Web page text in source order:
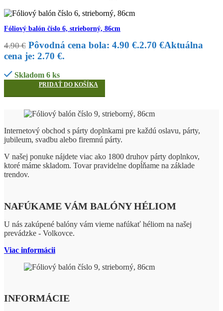
Fóliový balón číslo 6, strieborný, 86cm
4.90€ Pôvodná cena bola: 4.90 €.2.70 €Aktuálna
cena je: 2.70 €.
Skladom 6 ks
PRIDAŤ DO KOŠÍKA
Internetový obchod s párty doplnkami pre každú oslavu, párty,
jubileum, svadbu alebo firemnú párty.
V našej ponuke nájdete viac ako 1800 druhov párty doplnkov,
ktoré máme skladom. Tovar pravidelne dopĺňame na základe
trendov.
NAFÚKAME VÁM BALÓNY HÉLIOM
U nás zakúpené balóny vám vieme nafúkať héliom na našej
prevádzke - Volkovce.
Viac informácii
INFORMÁCIE